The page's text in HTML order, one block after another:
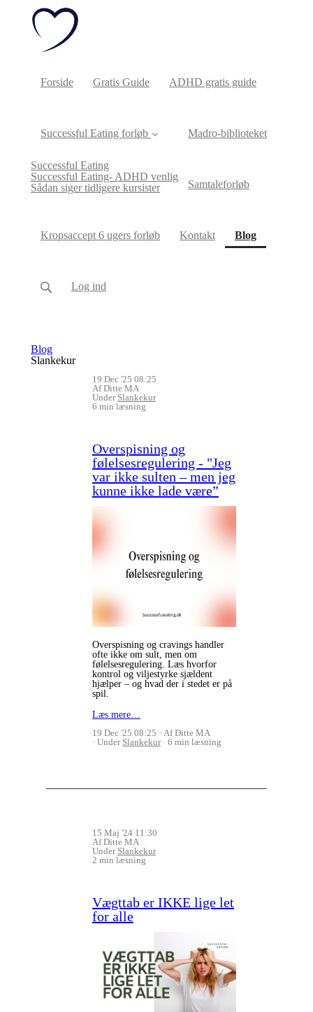
Forside Gratis Guide ADHD gratis guide
Successful Eating forløb
Successful Eating
Successful Eating- ADHD venlig
Sådan siger tidligere kursister
Madro-biblioteket
Samtaleforløb
Kropsaccept 6 ugers forløb Kontakt Blog(current)
Log ind
Blog
Slankekur
19 Dec '25 08:25
Af Ditte MA
Under Slankekur
6 min læsning
Overspisning og
følelsesregulering - "Jeg
var ikke sulten – men jeg
kunne ikke lade være”
Overspisning og cravings handler
ofte ikke om sult, men om
følelsesregulering. Læs hvorfor
kontrol og viljestyrke sjældent
hjælper – og hvad der i stedet er på
spil.
Læs mere…
19 Dec '25 08:25
Af Ditte MA
Under Slankekur 6 min læsning
15 Maj '24 11:30
Af Ditte MA
Under Slankekur
2 min læsning
Vægttab er IKKE lige let
for alle